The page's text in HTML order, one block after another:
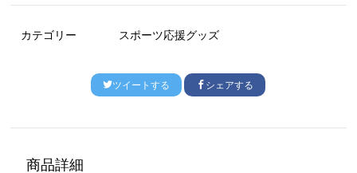
カテゴリー スポーツ応援グッズ
ツイートする シェアする
商品詳細